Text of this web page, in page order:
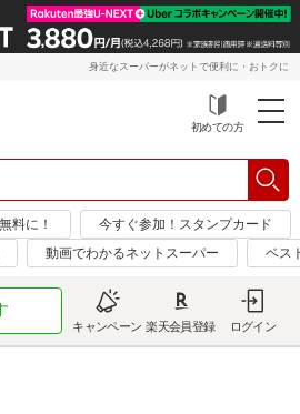
身近なスーパーがネットで便利に・おトクに
初めての方
料に！
今すぐ参加！スタンプカード
動画でわかるネットスーパー ベス
キャンペーン 楽天会員登録 ログイン